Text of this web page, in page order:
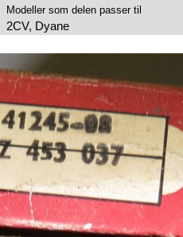
Modeller som delen passer til
2CV, Dyane